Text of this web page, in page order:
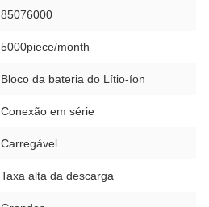
85076000
5000piece/month
Bloco da bateria do Lítio-íon
Conexão em série
Carregável
Taxa alta da descarga